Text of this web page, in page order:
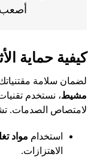
أصعب
كيفية حماية
لضمان سلامة
مشيط، نستخدم
لامتصاص الصدمات.
استخدام مواد
الاهتزازات.